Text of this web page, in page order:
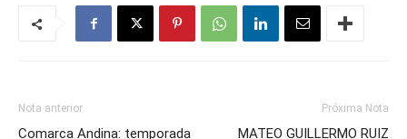
Nota anterior
Comarca Andina: temporada
Próxima Nota
MATEO GUILLERMO RUIZ